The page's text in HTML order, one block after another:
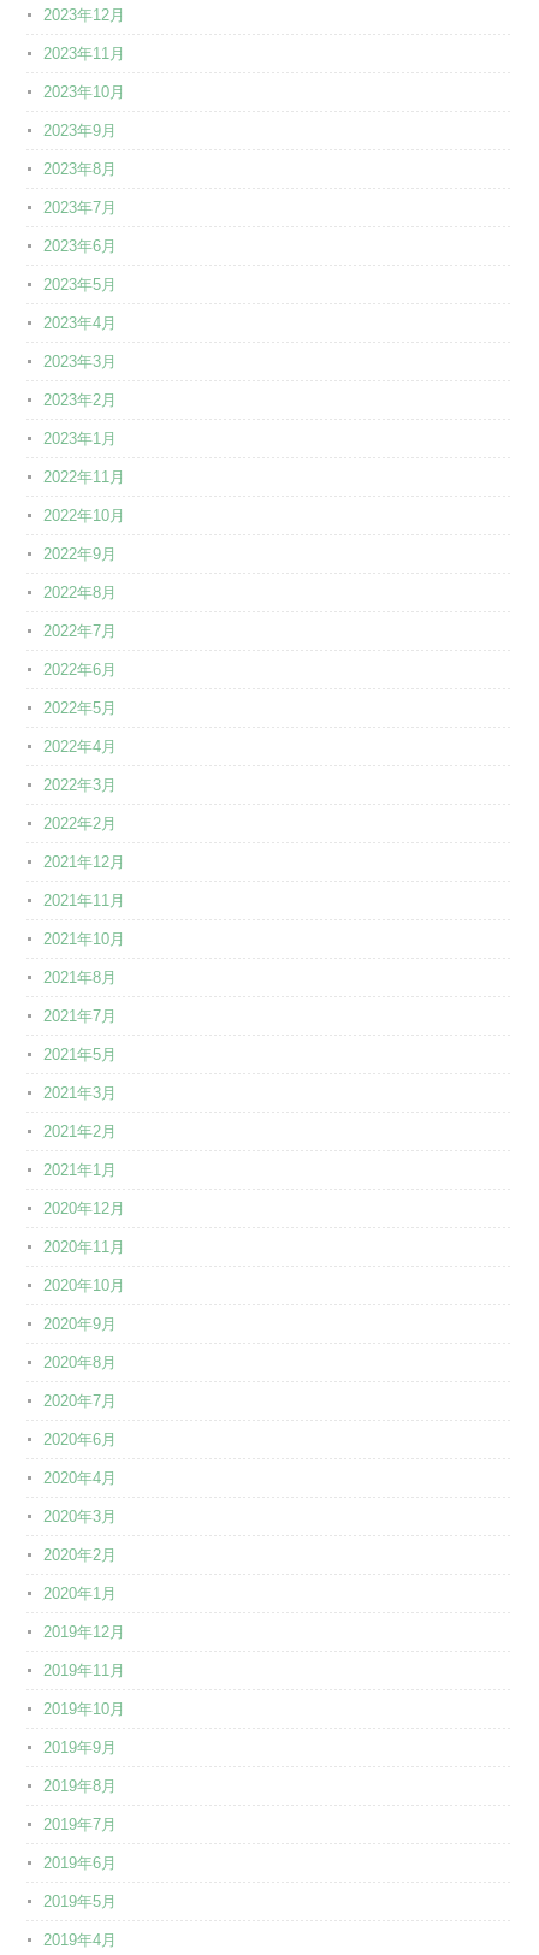
2023年12月
2023年11月
2023年10月
2023年9月
2023年8月
2023年7月
2023年6月
2023年5月
2023年4月
2023年3月
2023年2月
2023年1月
2022年11月
2022年10月
2022年9月
2022年8月
2022年7月
2022年6月
2022年5月
2022年4月
2022年3月
2022年2月
2021年12月
2021年11月
2021年10月
2021年8月
2021年7月
2021年5月
2021年3月
2021年2月
2021年1月
2020年12月
2020年11月
2020年10月
2020年9月
2020年8月
2020年7月
2020年6月
2020年4月
2020年3月
2020年2月
2020年1月
2019年12月
2019年11月
2019年10月
2019年9月
2019年8月
2019年7月
2019年6月
2019年5月
2019年4月